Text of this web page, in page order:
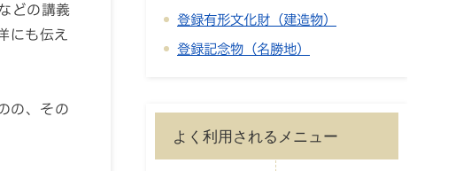
どの講義
にも伝え
の、その
登録有形文化財（建造物）
登録記念物（名勝地）
よく利用されるメニュー